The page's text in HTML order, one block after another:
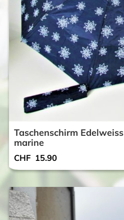
Taschenschirm Edelweiss
marine
CHF 15.90